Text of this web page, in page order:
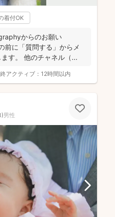
着付OK
からのお願い
「質問する」からメ
す。 他のチャネル（...
アクティブ： 12時間以内
)男性